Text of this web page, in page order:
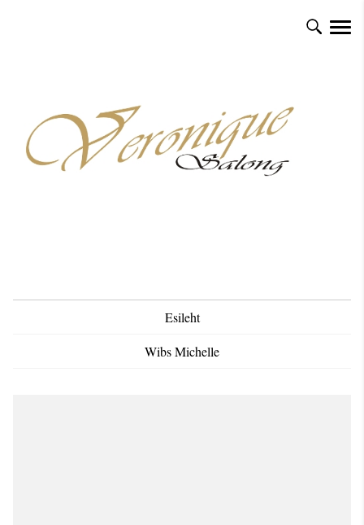
Esileht
Wibs Michelle